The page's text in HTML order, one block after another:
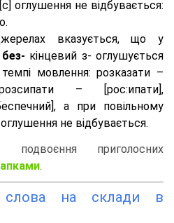
оглушення не відбувається:
вказується, що у
без- кінцевий з- оглушується
мовлення: розказати –
– [роc:ипати],
а при повільному
не відбувається.
приголосних
.
слова на склади в